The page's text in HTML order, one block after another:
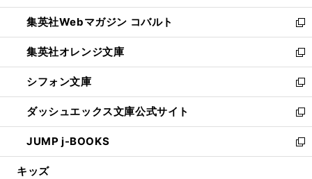
開
く
ウ
で
開
く
ン
ド
ウ
で
開
く
ウ
ィ
ン
ド
ウ
で
開
く
集英社Webマガジン コバルト
新
し
い
ウ
ィ
ン
ド
ウ
で
開
集英社オレンジ文庫
新
し
い
ウ
ィ
ン
ド
ウ
シフォン文庫
新
し
い
ウ
ィ
ン
ダッシュエックス文庫公式サイト
新
し
い
ウ
JUMP j-BOOKS
新
し
キッズ